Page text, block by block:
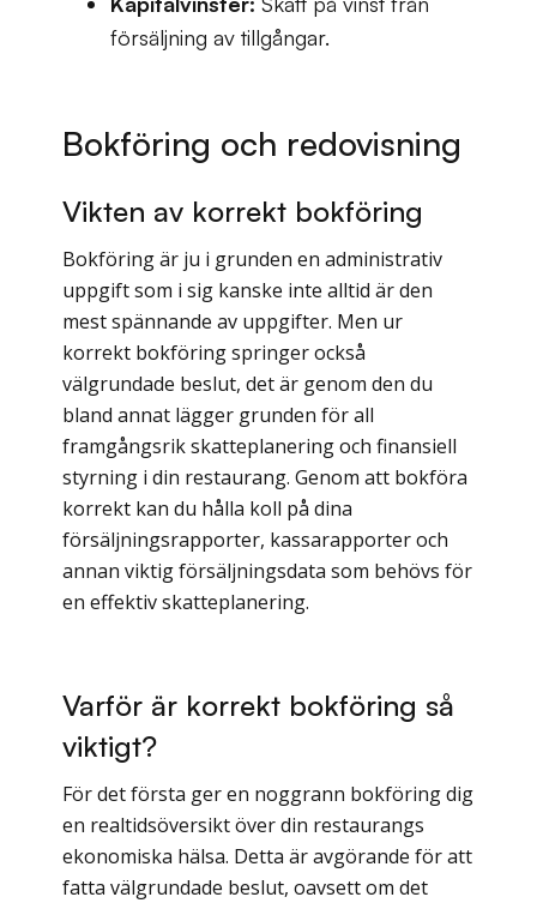
försäljning av tillgångar.
Bokföring och redovisning
Vikten av korrekt bokföring
Bokföring är ju i grunden en administrativ
uppgift som i sig kanske inte alltid är den
mest spännande av uppgifter. Men ur
korrekt bokföring springer också
välgrundade beslut, det är genom den du
bland annat lägger grunden för all
framgångsrik skatteplanering och finansiell
styrning i din restaurang. Genom att bokföra
korrekt kan du hålla koll på dina
försäljningsrapporter, kassarapporter och
annan viktig försäljningsdata som behövs för
en effektiv skatteplanering.
Varför är korrekt bokföring så
viktigt?
För det första ger en noggrann bokföring dig
en realtidsöversikt över din restaurangs
ekonomiska hälsa. Detta är avgörande för att
fatta välgrundade beslut, oavsett om det